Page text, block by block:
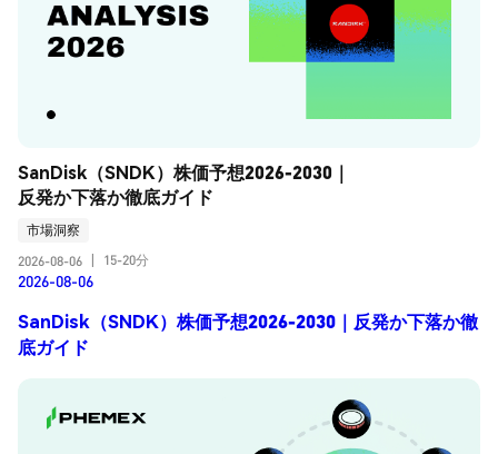
SanDisk（SNDK）株価予想2026-2030｜
反発か下落か徹底ガイド
市場洞察
2026-08-06
15-20分
2026-08-06
SanDisk（SNDK）株価予想2026-2030｜反発か下落か徹
底ガイド